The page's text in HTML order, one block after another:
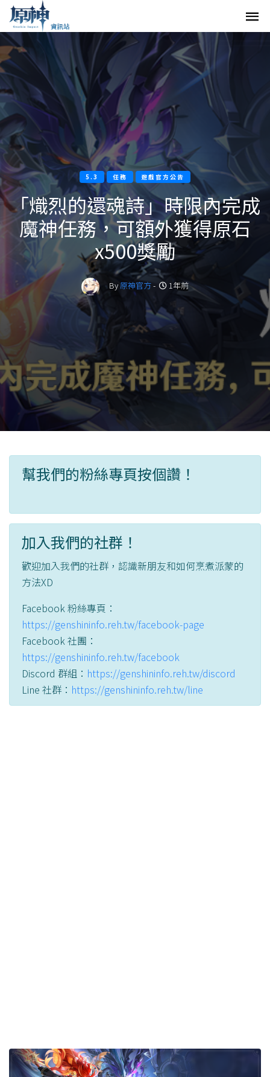
5.3 任務 遊戲官方公告
「熾烈的還魂詩」時限內完成
魔神任務，可額外獲得原石
x500獎勵
By原神官方- 1年前
幫我們的粉絲專頁按個讚！
加入我們的社群！
歡迎加入我們的社群，認識新朋友和如何烹煮派蒙的
方法XD
Facebook 粉絲專頁：
https://genshininfo.reh.tw/facebook-page
Facebook 社團：
https://genshininfo.reh.tw/facebook
Discord 群組： https://genshininfo.reh.tw/discord
Line 社群： https://genshininfo.reh.tw/line